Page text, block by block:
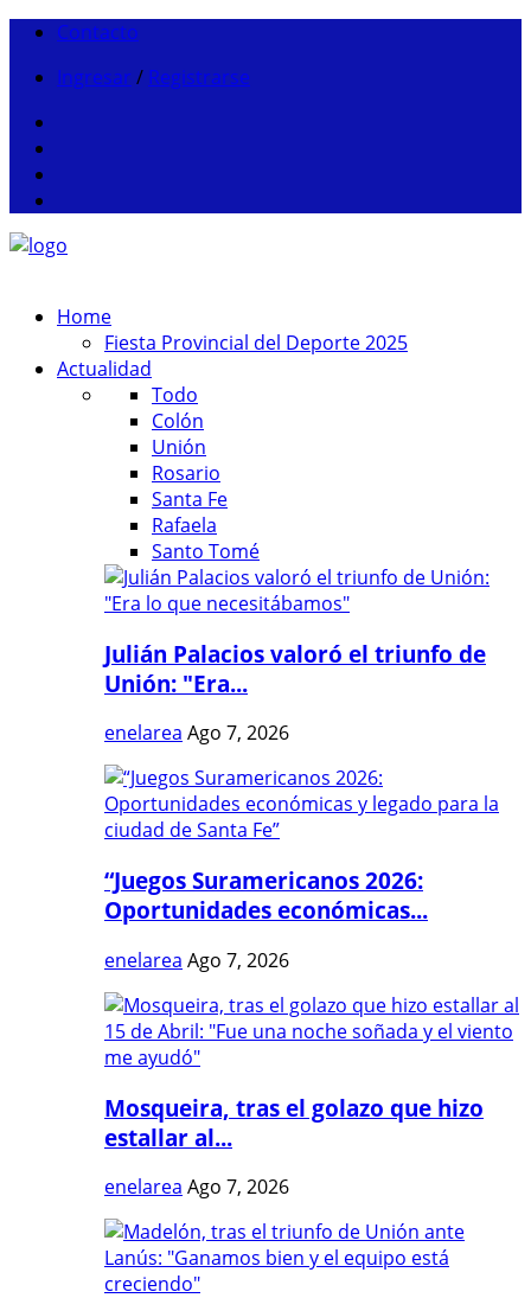
Contacto
Ingresar / Registrarse
Home
Fiesta Provincial del Deporte 2025
Actualidad
Todo
Colón
Unión
Rosario
Santa Fe
Rafaela
Santo Tomé
Julián Palacios valoró el triunfo de
Unión: "Era...
enelarea Ago 7, 2026
“Juegos Suramericanos 2026:
Oportunidades económicas...
enelarea Ago 7, 2026
Mosqueira, tras el golazo que hizo
estallar al...
enelarea Ago 7, 2026